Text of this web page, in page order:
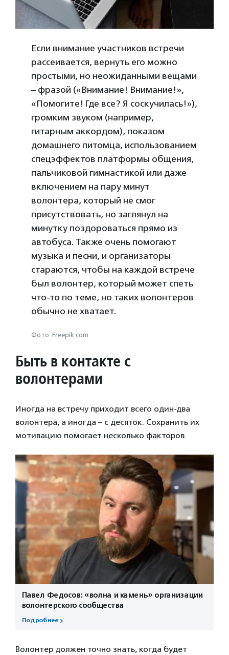
Если внимание участников встречи
рассеивается, вернуть его можно
простыми, но неожиданными вещами
– фразой («Внимание! Внимание!»,
«Помогите! Где все? Я соскучилась!»),
громким звуком (например,
гитарным аккордом), показом
домашнего питомца, использованием
спецэффектов платформы общения,
пальчиковой гимнастикой или даже
включением на пару минут
волонтера, который не смог
присутствовать, но заглянул на
минутку поздороваться прямо из
автобуса. Также очень помогают
музыка и песни, и организаторы
стараются, чтобы на каждой встрече
был волонтер, который может спеть
что-то по теме, но таких волонтеров
обычно не хватает.
Фото: Freepik.com
Быть в контакте с
волонтерами
Иногда на встречу приходит всего один-два
волонтера, а иногда – с десяток. Сохранить их
мотивацию помогает несколько факторов.
Павел Федосов: «волна и камень» организации
волонтерского сообщества
Подробнее
Волонтер должен точно знать, когда будет